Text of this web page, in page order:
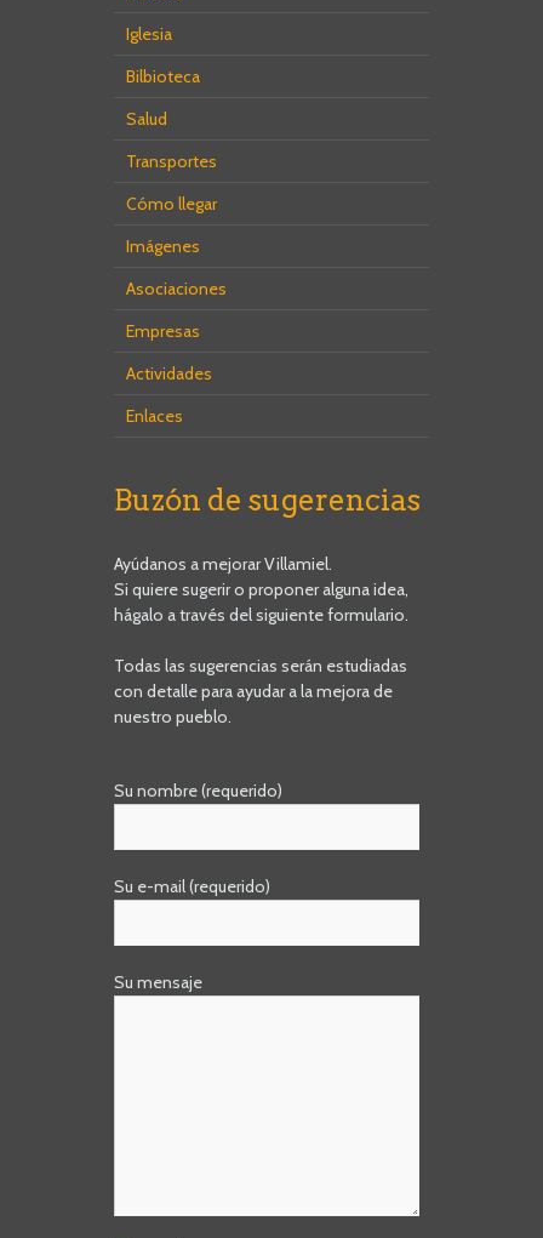
Iglesia
Bilbioteca
Salud
Transportes
Cómo llegar
Imágenes
Asociaciones
Empresas
Actividades
Enlaces
Buzón de sugerencias
Ayúdanos a mejorar Villamiel.
Si quiere sugerir o proponer alguna idea,
hágalo a través del siguiente formulario.
Todas las sugerencias serán estudiadas
con detalle para ayudar a la mejora de
nuestro pueblo.
Su nombre (requerido)
Su e-mail (requerido)
Su mensaje